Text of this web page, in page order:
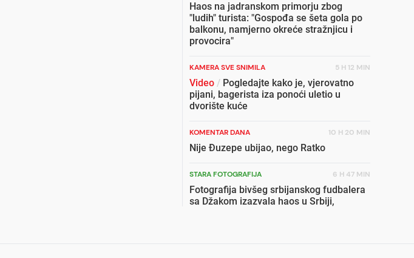
Haos na jadranskom primorju zbog
"ludih" turista: "Gospođa se šeta gola po
balkonu, namjerno okreće stražnjicu i
provocira"
KAMERA SVE SNIMILA 5 H 12 MIN
Video / Pogledajte kako je, vjerovatno
pijani, bagerista iza ponoći uletio u
dvorište kuće
KOMENTAR DANA 10 H 20 MIN
Nije Đuzepe ubijao, nego Ratko
STARA FOTOGRAFIJA 6 H 47 MIN
Fotografija bivšeg srbijanskog fudbalera
sa Džakom izazvala haos u Srbiji,